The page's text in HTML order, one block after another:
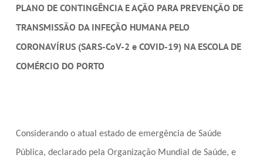
PLANO DE CONTINGÊNCIA E AÇÃO PARA PREVENÇÃO DE
TRANSMISSÃO DA INFEÇÃO HUMANA PELO
CORONAVÍRUS (SARS-CoV-2 e COVID-19) NA ESCOLA DE
COMÉRCIO DO PORTO
Considerando o atual estado de emergência de Saúde
Pública, declarado pela Organização Mundial de Saúde, e